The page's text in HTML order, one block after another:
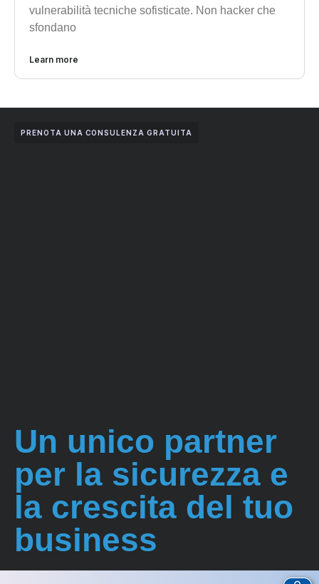
vulnerabilità tecniche sofisticate. Non hacker che
sfondano
Learn more
PRENOTA UNA CONSULENZA GRATUITA
Un unico partner
per la sicurezza e
la crescita del tuo
business